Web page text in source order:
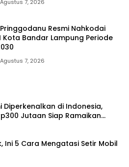
Agustus 7, 2026
Resmi Nahkodai
Kota Bandar Lampung Periode
Agustus 7, 2026
Diperkenalkan di Indonesia,
Jutaan Siap Ramaikan
Ini 5 Cara Mengatasi Setir Mobil